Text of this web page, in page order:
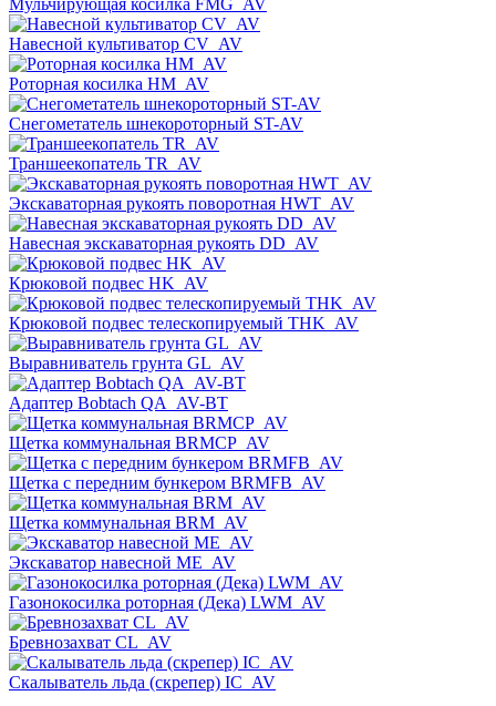
Навесной культиватор CV_AV
Роторная косилка HM_AV
Снегометатель шнекороторный ST-AV
Траншеекопатель TR_AV
Экскаваторная рукоять поворотная HWT_AV
Навесная экскаваторная рукоять DD_AV
Крюковой подвес HK_AV
Крюковой подвес телескопируемый THK_AV
Выравниватель грунта GL_AV
Адаптер Bobtach QA_AV-BT
Щетка коммунальная BRMСP_AV
Щетка с передним бункером BRMFB_AV
Щетка коммунальная BRM_AV
Экскаватор навесной ME_AV
Газонокосилка роторная (Дека) LWM_AV
Бревнозахват CL_AV
Скалыватель льда (скрепер) IC_AV